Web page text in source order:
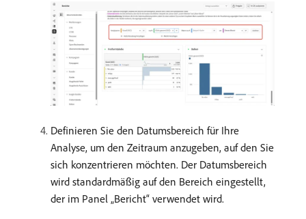
Definieren Sie den Datumsbereich für Ihre
Analyse, um den Zeitraum anzugeben, auf den Sie
sich konzentrieren möchten. Der Datumsbereich
wird standardmäßig auf den Bereich eingestellt,
der im Panel „Bericht“ verwendet wird.